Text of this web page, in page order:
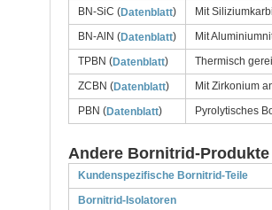
BN-SiC (Datenblatt)
Mit
BN-AlN (Datenblatt)
Mit
TPBN (Datenblatt)
Thermisch
ZCBN (Datenblatt)
Mit Zirkonium
PBN (Datenblatt) Pyrolytisches
Andere Bornitrid-Produkte
Kundenspezifische Bornitrid-Teile
Bornitrid-Isolatoren